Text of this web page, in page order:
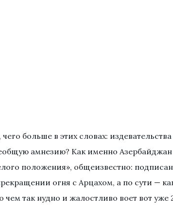
больше в этих словах:
амнезию? Как именно
положения», общеизвестно:
огня с Арцахом, а по сути —
чем так нудно и жалостливо воет вот уже